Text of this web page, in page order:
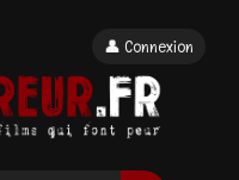
👤 Connexion